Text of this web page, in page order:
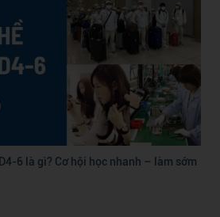
6 là gì? Cơ hội học nhanh – làm sớm